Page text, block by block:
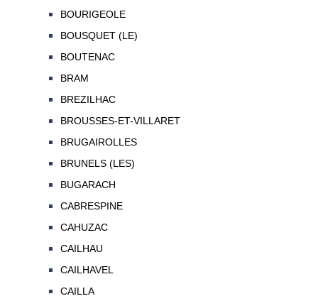
BOURIGEOLE
BOUSQUET (LE)
BOUTENAC
BRAM
BREZILHAC
BROUSSES-ET-VILLARET
BRUGAIROLLES
BRUNELS (LES)
BUGARACH
CABRESPINE
CAHUZAC
CAILHAU
CAILHAVEL
CAILLA